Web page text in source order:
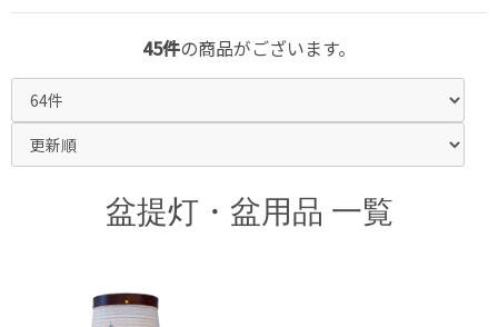
45件の商品がございます。
盆提灯・盆用品 一覧